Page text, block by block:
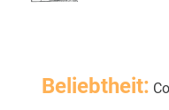
Beliebtheit: